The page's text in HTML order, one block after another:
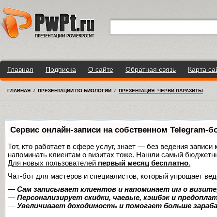
Главная Подписка О сайте Обратная связь Карта
ГЛАВНАЯ / ПРЕЗЕНТАЦИИ ПО БИОЛОГИИ / ПРЕЗЕНТАЦИЯ: ЧЕРВИ ПАРАЗИТЫ
Сервис онлайн-записи на собственном Telegram-
Тот, кто работает в сфере услуг, знает — без ведения
напоминать клиентам о визитах тоже. Нашли самый
Для новых пользователей первый месяц бесплатно.
Чат-бот для мастеров и специалистов, который упрощает
— Сам записывает клиентов и напоминает им о
— Персонализирует скидки, чаевые, кэшбэк и
— Увеличивает доходимость и помогает больше